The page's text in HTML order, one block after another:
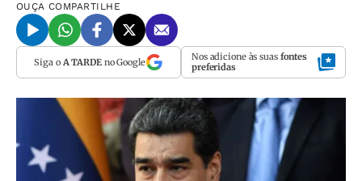
OUÇA COMPARTILHE
Siga o A TARDEno Google Nos adicione às suas fontes
preferidas